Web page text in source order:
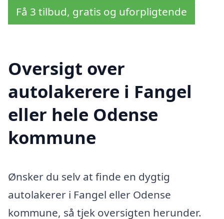
Få 3 tilbud, gratis og uforpligtende
Oversigt over
autolakerere i Fangel
eller hele Odense
kommune
Ønsker du selv at finde en dygtig
autolakerer i Fangel eller Odense
kommune, så tjek oversigten herunder.